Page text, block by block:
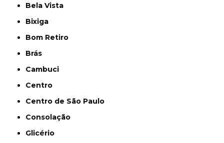
Bela Vista
Bixiga
Bom Retiro
Brás
Cambuci
Centro
Centro de São Paulo
Consolação
Glicério